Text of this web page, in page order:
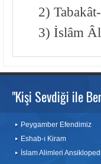
2)
3) İslâm
"Kişi Sevdiği ile
Peygamber Efendimiz
Eshab-ı Kiram
İslam Alimleri